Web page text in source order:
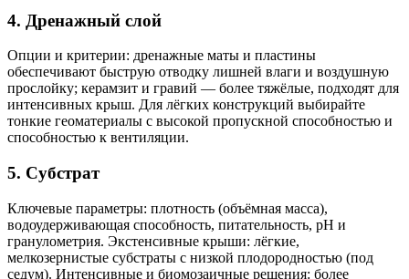
4. Дренажный слой
Опции и критерии: дренажные маты и пластины
обеспечивают быструю отводку лишней влаги и воздушную
прослойку; керамзит и гравий — более тяжёлые, подходят для
интенсивных крыш. Для лёгких конструкций выбирайте
тонкие геоматериалы с высокой пропускной способностью и
способностью к вентиляции.
5. Субстрат
Ключевые параметры: плотность (объёмная масса),
водоудерживающая способность, питательность, pH и
гранулометрия. Экстенсивные крыши: лёгкие,
мелкозернистые субстраты с низкой плодородностью (под
седум). Интенсивные и биомозаичные решения: более